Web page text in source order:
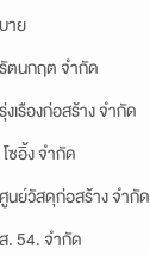
าย
ตนกฤต จำกัด
เรืองก่อสร้าง จำกัด
ซอิ้ง จำกัด
นย์วัสดุก่อสร้าง จำกัด
. 54. จำกัด